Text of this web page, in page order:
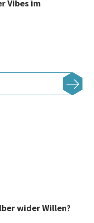
Vibes im
wider Willen?